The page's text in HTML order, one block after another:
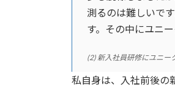
測るのは難しいで
す。その中にユニ
(2) 新入社員研修にユニー
私自身は、入社前後の